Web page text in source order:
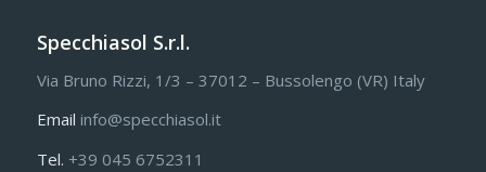
Specchiasol S.r.l.
Via Bruno Rizzi, 1/3 – 37012 – Bussolengo (VR) Italy
Email info@specchiasol.it
Tel. +39 045 6752311